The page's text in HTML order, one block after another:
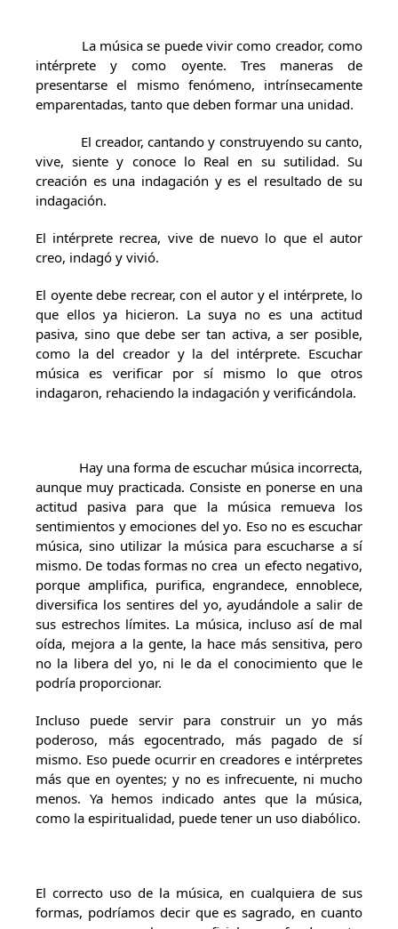
La música se puede vivir como creador, como
intérprete y como oyente. Tres maneras de
presentarse el mismo fenómeno, intrínsecamente
emparentadas, tanto que deben formar una unidad.
El creador, cantando y construyendo su canto,
vive, siente y conoce lo Real en su sutilidad. Su
creación es una indagación y es el resultado de su
indagación.
El intérprete recrea, vive de nuevo lo que el autor
creo, indagó y vivió.
El oyente debe recrear, con el autor y el intérprete, lo
que ellos ya hicieron. La suya no es una actitud
pasiva, sino que debe ser tan activa, a ser posible,
como la del creador y la del intérprete. Escuchar
música es verificar por sí mismo lo que otros
indagaron, rehaciendo la indagación y verificándola.
Hay una forma de escuchar música incorrecta,
aunque muy practicada. Consiste en ponerse en una
actitud pasiva para que la música remueva los
sentimientos y emociones del yo. Eso no es escuchar
música, sino utilizar la música para escucharse a sí
mismo. De todas formas no crea un efecto negativo,
porque amplifica, purifica, engrandece, ennoblece,
diversifica los sentires del yo, ayudándole a salir de
sus estrechos límites. La música, incluso así de mal
oída, mejora a la gente, la hace más sensitiva, pero
no la libera del yo, ni le da el conocimiento que le
podría proporcionar.
Incluso puede servir para construir un yo más
poderoso, más egocentrado, más pagado de sí
mismo. Eso puede ocurrir en creadores e intérpretes
más que en oyentes; y no es infrecuente, ni mucho
menos. Ya hemos indicado antes que la música,
como la espiritualidad, puede tener un uso diabólico.
El correcto uso de la música, en cualquiera de sus
formas, podríamos decir que es sagrado, en cuanto